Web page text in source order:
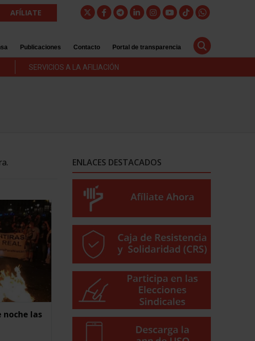
AFÍLIATE
Publicaciones Contacto Portal de transparencia
SERVICIOS A LA AFILIACIÓN
noche las
ENLACES DESTACADOS